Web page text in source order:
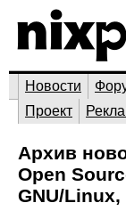
Новости
Проект
Архив
Open
GNU/Linux,